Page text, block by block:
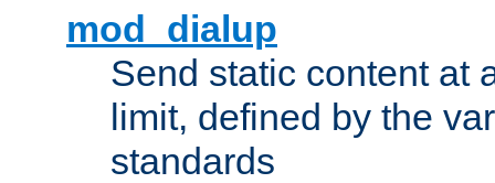
mod_dialup
Send static content at
limit, defined by the
standards